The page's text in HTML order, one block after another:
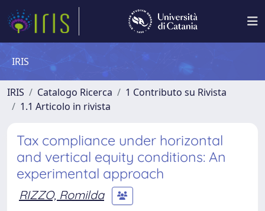
IRIS
IRIS Catalogo Ricerca
1 Contributo su Rivista
1.1 Articolo in rivista
Tax compliance under horizontal
and vertical equity conditions: An
experimental approach
RIZZO, Romilda